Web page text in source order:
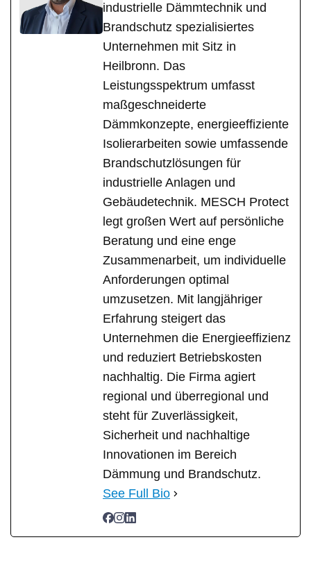
industrielle Dämmtechnik und
Brandschutz spezialisiertes
Unternehmen mit Sitz in
Heilbronn. Das
Leistungsspektrum umfasst
maßgeschneiderte
Dämmkonzepte, energieeffiziente
Isolierarbeiten sowie umfassende
Brandschutzlösungen für
industrielle Anlagen und
Gebäudetechnik. MESCH Protect
legt großen Wert auf persönliche
Beratung und eine enge
Zusammenarbeit, um individuelle
Anforderungen optimal
umzusetzen. Mit langjähriger
Erfahrung steigert das
Unternehmen die Energieeffizienz
und reduziert Betriebskosten
nachhaltig. Die Firma agiert
regional und überregional und
steht für Zuverlässigkeit,
Sicherheit und nachhaltige
Innovationen im Bereich
Dämmung und Brandschutz.
See Full Bio